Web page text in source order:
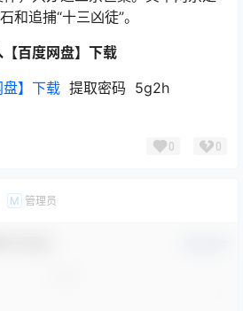
和追捕“十三凶徒”。
百度网盘】下载
】下载 提取密码 5g2h
0 0
M 管理员